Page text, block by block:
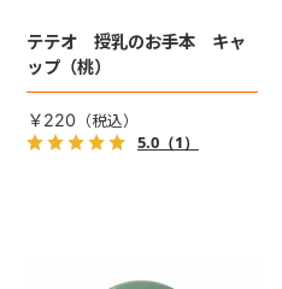
テテオ 授乳のお手本 キャ
ップ（桃）
￥220
5.0（1）